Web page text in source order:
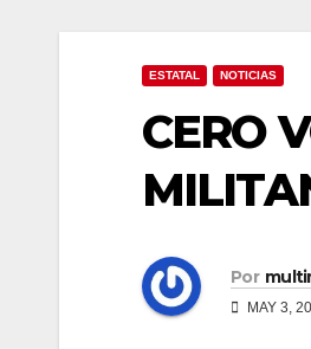
ESTATAL NOTICIAS
CERO
Por
MAY 3,